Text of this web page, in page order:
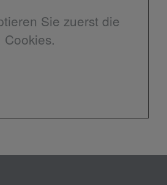
Sie zuerst die
Cookies.